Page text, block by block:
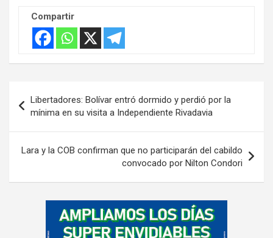
m
Compartir
de
entradas
Libertadores: Bolívar entró dormido y perdió por la
mínima en su visita a Independiente Rivadavia
Lara y la COB confirman que no participarán del cabildo
convocado por Nilton Condori